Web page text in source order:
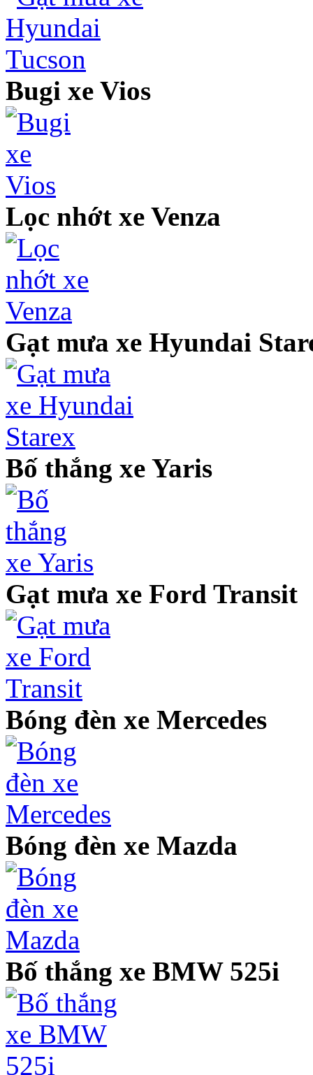
Bugi xe Vios
Lọc nhớt xe Venza
Gạt mưa xe Hyundai
Bố thắng xe Yaris
Gạt mưa xe Ford Transit
Bóng đèn xe Mercedes
Bóng đèn xe Mazda
Bố thắng xe BMW 525i